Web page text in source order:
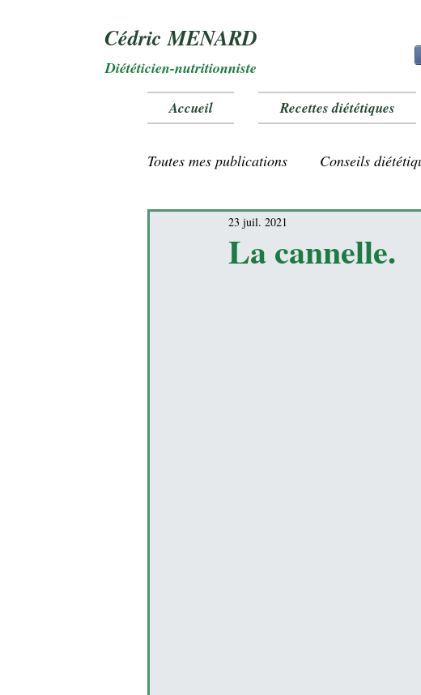
Cédric MENARD
Diététicien-nutritionniste
Accueil Recettes diététiques
Toutes mes publications Conseils
Vitamines et oligo éléments
La cannelle.
23 juil. 2021